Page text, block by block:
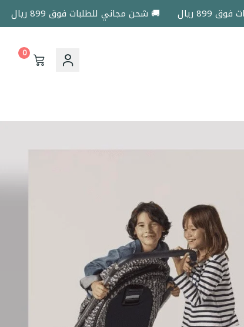
🚚 شحن مجاني للطلبات فوق 899 ريال 🚚 شحن
0